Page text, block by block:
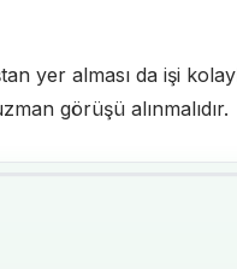
yer alması da işi
görüşü alınmalıdır.